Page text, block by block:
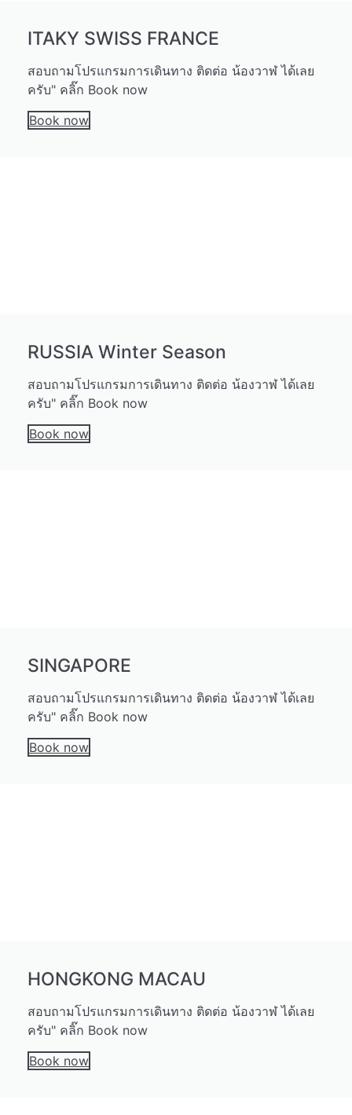
ITAKY SWISS FRANCE
สอบถามโปรแกรมการเดินทาง ติดต่อ น้องวาฬ ได้เลย
ครับ" คลิ๊ก Book now
Book now
RUSSIA Winter Season
สอบถามโปรแกรมการเดินทาง ติดต่อ น้องวาฬ ได้เลย
ครับ" คลิ๊ก Book now
Book now
SINGAPORE
สอบถามโปรแกรมการเดินทาง ติดต่อ น้องวาฬ ได้เลย
ครับ" คลิ๊ก Book now
Book now
HONGKONG MACAU
สอบถามโปรแกรมการเดินทาง ติดต่อ น้องวาฬ ได้เลย
ครับ" คลิ๊ก Book now
Book now